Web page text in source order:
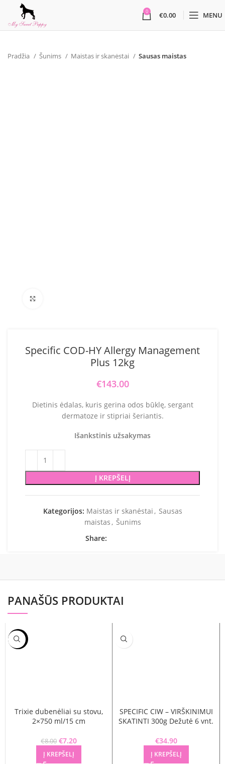
0 €0.00 MENU
Pradžia Šunims Maistas ir skanėstai Sausas maistas
Specific COD-HY Allergy Management
Plus 12kg
€143.00
Dietinis ėdalas, kuris gerina odos būklę, sergant
dermatoze ir stipriai šeriantis.
Išankstinis užsakymas
Į KREPŠELĮ
Kategorijos: Maistas ir skanėstai , Sausas
maistas , Šunims
Share:
PANAŠŪS PRODUKTAI
-10%
Trixie dubenėliai su stovu,
2×750 ml/15 cm
€8.00 Original price was: €8.00.
€7.20
Į KREPŠELĮ
SPECIFIC CIW – VIRŠKINIMUI
SKATINTI 300g Dežutė 6 vnt.
€34.90
Į KREPŠELĮ